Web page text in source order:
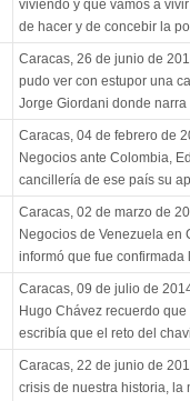
viviendo y que vamos a
de hacer y de concebir la
Caracas, 26 de junio de
pudo ver con estupor una
Jorge Giordani donde narra
Caracas, 04 de febrero de
Negocios ante Colombia,
cancillería de ese país su
Caracas, 02 de marzo de
Negocios de Venezuela en
informó que fue confirmada
Caracas, 09 de julio de
Hugo Chávez recuerdo
escribía que el reto del
Caracas, 22 de junio de
crisis de nuestra historia‎, la